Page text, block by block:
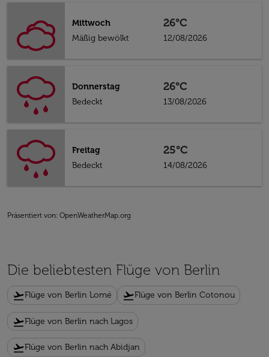
Mittwoch
Mäßig bewölkt
26°C
12/08/2026
Donnerstag
Bedeckt
26°C
13/08/2026
Freitag
Bedeckt
25°C
14/08/2026
Präsentiert von: OpenWeatherMap.org
Die beliebtesten Flüge von Berlin
flight_takeoffFlüge von Berlin Lomé flight_takeoffFlüge von Berlin Cotonou
flight_takeoffFlüge von Berlin nach Lagos
flight_takeoffFlüge von Berlin nach Abidjan